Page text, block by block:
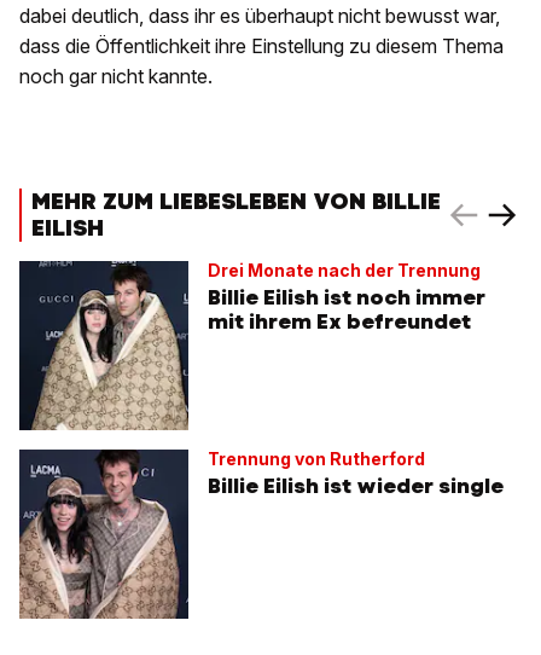
dabei deutlich, dass ihr es überhaupt nicht bewusst war,
dass die Öffentlichkeit ihre Einstellung zu diesem Thema
noch gar nicht kannte.
MEHR ZUM LIEBESLEBEN VON BILLIE
EILISH
Drei Monate nach der Trennung
Billie Eilish ist noch immer
mit ihrem Ex befreundet
Trennung von Rutherford
Billie Eilish ist wieder single